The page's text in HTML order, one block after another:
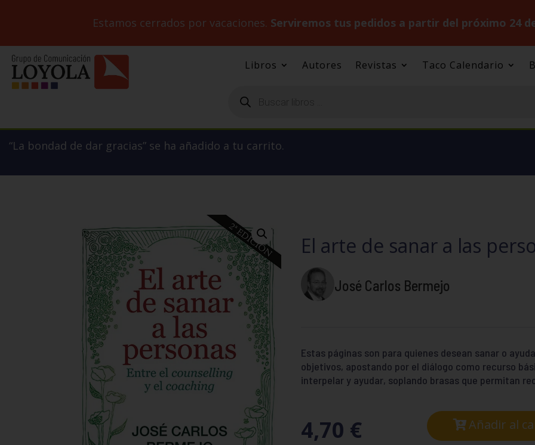
Estamos cerrados por vacaciones. Serviremos tus pedidos a partir del próximo 24
Libros Autores Revistas Taco Calendario
productos
“La bondad de dar gracias” se ha añadido a tu carrito.
El arte de sanar a las
José Carlos Bermejo
Estas páginas son para quienes desean sanar o
objetivos, apostando por el diálogo como recurso
interpelar y ayudar, soplando brasas que permitan
4,70 € Añadir al